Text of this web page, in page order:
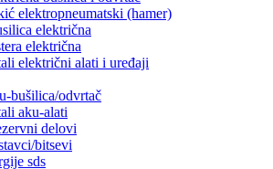
elektropneumatski (hamer)
električna
električna
električni alati i uređaji
bušilica/odvrtač
aku-alati
delovi
bitsevi
sds